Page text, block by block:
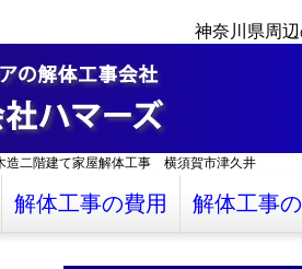
神奈川県周
造二階建て家屋解体工事 横須賀市津久井
解体工事の費用 解体工事